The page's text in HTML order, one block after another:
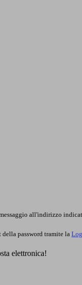
all'indirizzo
della password tramite la
elettronica!